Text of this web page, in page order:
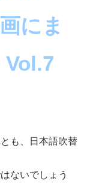
にま
も、日本語吹替
ないでしょう